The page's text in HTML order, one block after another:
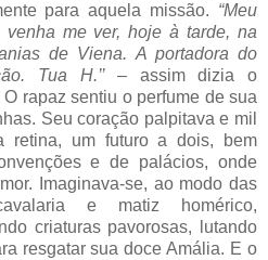
para aquela missão. “Meu
me ver, hoje à tarde, na
de Viena. A portadora do
Tua H.’’– assim dizia o
rapaz sentiu o perfume de sua
Seu coração palpitava e mil
retina, um futuro a dois, bem
e de palácios, onde
Imaginava-se, ao modo das
e matiz homérico,
criaturas pavorosas, lutando
resgatar sua doce Amália. E o